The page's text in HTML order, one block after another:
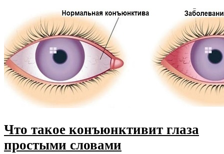
Что такое конъюнктивит глаза
простыми словами